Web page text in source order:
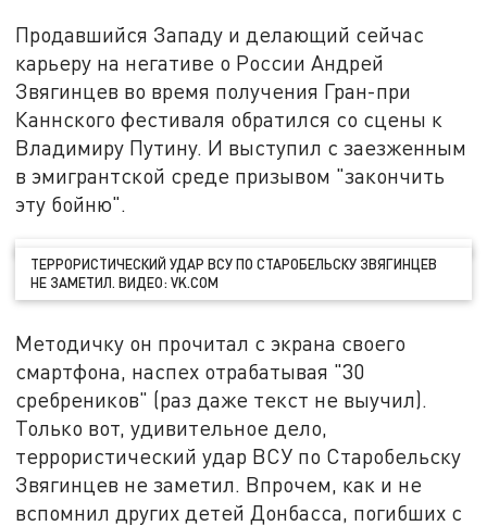
Продавшийся Западу и делающий сейчас
карьеру на негативе о России Андрей
Звягинцев во время получения Гран-при
Каннского фестиваля обратился со сцены к
Владимиру Путину. И выступил с заезженным
в эмигрантской среде призывом "закончить
эту бойню".
ТЕРРОРИСТИЧЕСКИЙ УДАР ВСУ ПО СТАРОБЕЛЬСКУ ЗВЯГИНЦЕВ
НЕ ЗАМЕТИЛ. ВИДЕО: VK.COM
Методичку он прочитал с экрана своего
смартфона, наспех отрабатывая "30
сребреников" (раз даже текст не выучил).
Только вот, удивительное дело,
террористический удар ВСУ по Старобельску
Звягинцев не заметил. Впрочем, как и не
вспомнил других детей Донбасса, погибших с